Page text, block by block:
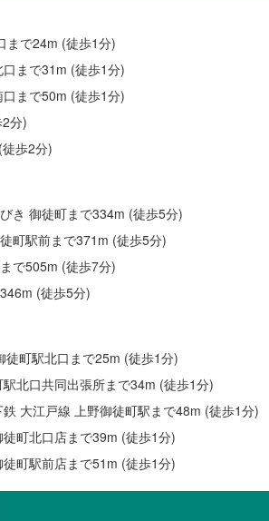
まで24m (徒歩1分)
まで31m (徒歩1分)
まで50m (徒歩1分)
分)
歩2分)
き 御徒町まで334m (徒歩5分)
町駅前まで371m (徒歩5分)
で505m (徒歩7分)
(徒歩5分)
徒町駅北口まで25m (徒歩1分)
北口共同出張所まで34m (徒歩1分)
大江戸線 上野御徒町駅まで48m (徒歩1分)
町北口店まで39m (徒歩1分)
町駅前店まで51m (徒歩1分)